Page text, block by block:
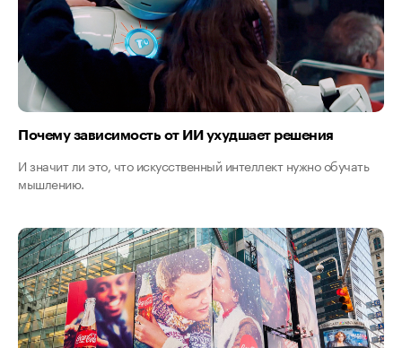
Почему зависимость от ИИ ухудшает решения
И значит ли это, что искусственный интеллект нужно обучать
мышлению.